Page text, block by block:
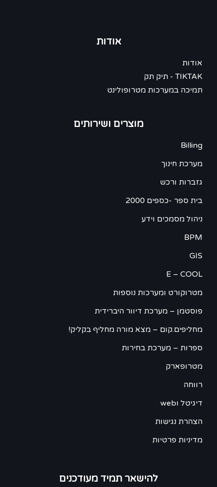
אודות
אודות
TIKTAK - תיק תק
תמיכה במערכות מטרופולינט
מוצרים ושירותים
Billing
מערכת חינוך
גזברות ורכש
בית ספר -כספים 2000
ניהול מסמכים וידע
BPM
GIS
E – COOL
מטרוקורט ומערכות נוספות
פוסטמן – מערכת דיוור היברידית
מחליפים.קום – מצא מורה מחליף בקליק!
ספרות – מערכת בחירות
מטרופארק
רווחה
דיגיטל וweb
הצהרת נגישות
מדיניות פרטיות
להישאר תמיד מעודכנים